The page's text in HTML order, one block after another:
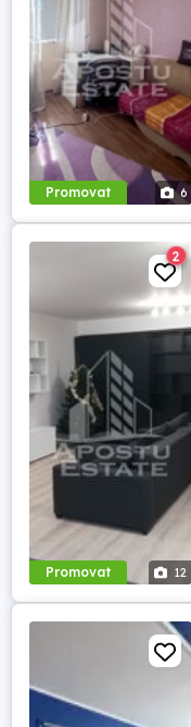
Promovat 6
Promovat 12
2